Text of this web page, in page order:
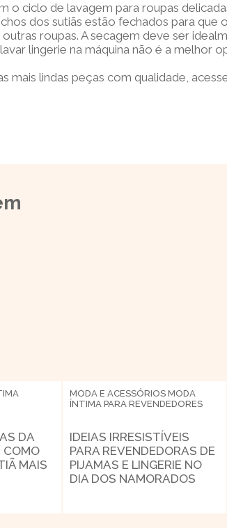
o ciclo de lavagem para roupas
dos sutiãs estão fechados para que
roupas. A secagem deve ser
lingerie na máquina não é a melhor
mais lindas peças com qualidade,
DA
COMO
MAIS
MODA E ACESSÓRIOS MODA
ÍNTIMA PARA REVENDEDORES
IDEIAS IRRESISTÍVEIS
PARA REVENDEDORAS DE
PIJAMAS E LINGERIE NO
DIA DOS NAMORADOS